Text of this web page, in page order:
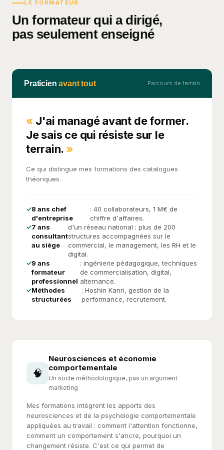
LE FORMATEUR
Un formateur qui a dirigé,
pas seulement enseigné
Praticienavant tout Parcours de terrain
J'ai managé avant de former.
Je sais ce qui résiste sur le
terrain.
Ce qui distingue mes formations des catalogues
théoriques.
8 ans chef
d'entreprise
: 40 collaborateurs, 1 M€ de
chiffre d'affaires.
7 ans
consultant
au siège
d'un réseau national : plus de 200
structures accompagnées sur le
commercial, le management, les RH et le
digital.
9 ans
formateur
professionnel
: ingénierie pédagogique, techniques
de commercialisation, digital,
alternance.
Méthodes
structurées
: Hoshin Kanri, gestion de la
performance, recrutement.
🧠
Neurosciences et économie
comportementale
Un socle méthodologique, pas un argument
marketing
Mes formations intègrent les apports des
neurosciences et de la psychologie comportementale
appliquées au travail : comment l'attention fonctionne,
comment un comportement s'ancre, pourquoi un
changement résiste. C'est ce qui permet de